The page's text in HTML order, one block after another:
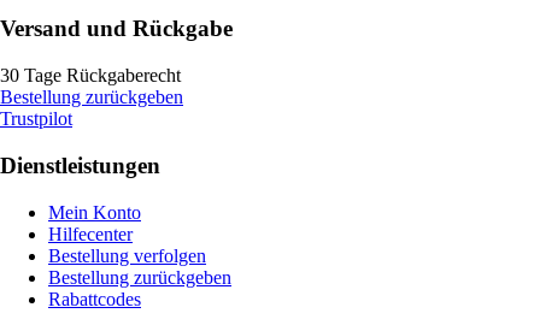
Versand und Rückgabe
30 Tage Rückgaberecht
Bestellung zurückgeben
Trustpilot
Dienstleistungen
Mein Konto
Hilfecenter
Bestellung verfolgen
Bestellung zurückgeben
Rabattcodes